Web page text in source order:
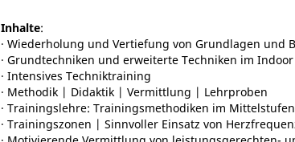
Inhalte:
· Wiederholung und Vertiefung von Grundlagen und
· Grundtechniken und erweiterte Techniken im
· Intensives Techniktraining
· Methodik | Didaktik | Vermittlung | Lehrproben
· Trainingslehre: Trainingsmethodiken im
· Trainingszonen | Sinnvoller Einsatz von